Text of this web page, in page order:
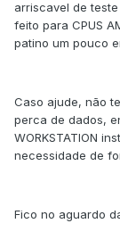
arriscavel de
feito para CPUS
patino um pouco
Caso ajude, não
perca de dados,
WORKSTATION
necessidade de
Fico no aguardo